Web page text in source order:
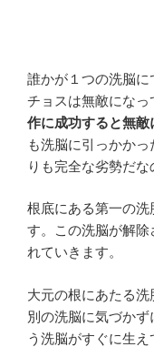
誰かが１つの洗脳
チョスは無敵になっ
作に成功すると無
も洗脳に引っかかっ
りも完全な劣勢だな
根底にある第一の
す。この洗脳が解除
れていきます。
大元の根にあたる洗
別の洗脳に気づか
う洗脳がすぐに生え